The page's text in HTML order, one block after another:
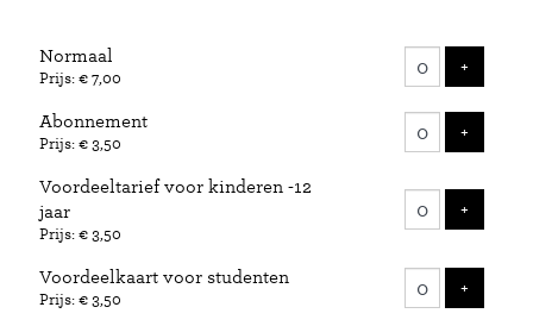
Normaal
Prijs: € 7,00
+
Abonnement
Prijs: € 3,50
+
Voordeeltarief voor kinderen -12
jaar
Prijs: € 3,50
+
Voordeelkaart voor studenten
Prijs: € 3,50
+